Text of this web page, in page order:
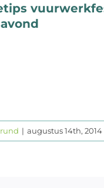
| augustus 14th, 2014